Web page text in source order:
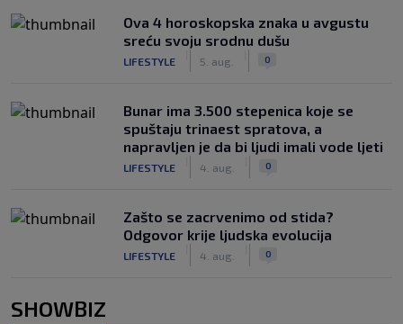
Ova 4 horoskopska znaka u avgustu
sreću svoju srodnu dušu
LIFESTYLE 5. aug. 0
Bunar imа 3.500 stepenica koje se
spuštaju trinaest spratova, a
napravljen je da bi ljudi imali vode ljeti
LIFESTYLE 4. aug. 0
Zašto se zacrvenimo od stida?
Odgovor krije ljudska evolucija
LIFESTYLE 4. aug. 0
SHOWBIZ